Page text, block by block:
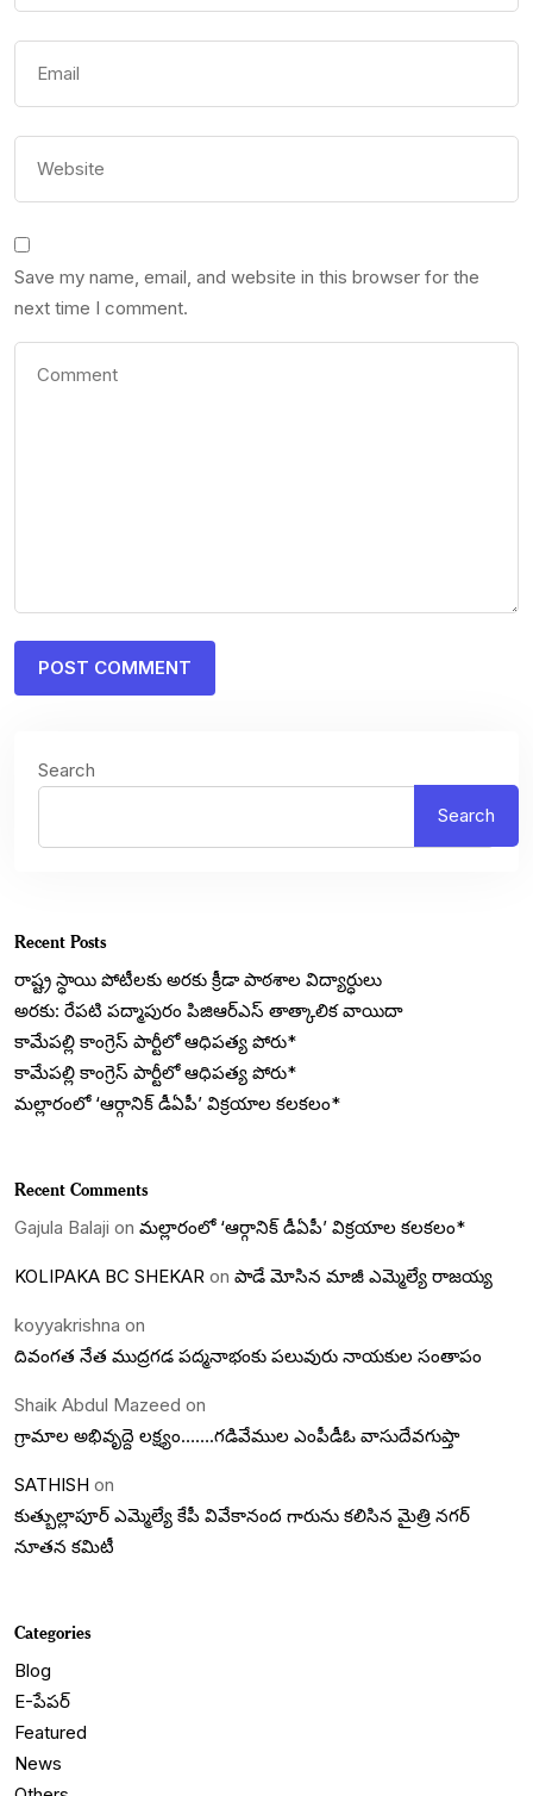
Save my name, email, and website in this browser for the
next time I comment.
Search
Search
Recent Posts
రాష్ట్ర స్ధాయి పోటీలకు అరకు క్రీడా పాఠశాల విద్యార్ధులు
అరకు: రేపటి పద్మాపురం పిజిఆర్ఎస్ తాత్కాలిక వాయిదా
కామేపల్లి కాంగ్రెస్ పార్టీలో ఆధిపత్య పోరు*
కామేపల్లి కాంగ్రెస్ పార్టీలో ఆధిపత్య పోరు*
మల్లారంలో ‘ఆర్గానిక్ డీఏపీ’ విక్రయాల కలకలం*
Recent Comments
Gajula Balaji on మల్లారంలో ‘ఆర్గానిక్ డీఏపీ’ విక్రయాల కలకలం*
KOLIPAKA BC SHEKAR on పాడే మోసిన మాజీ ఎమ్మెల్యే రాజయ్య
koyyakrishna on
దివంగత నేత ముద్రగడ పద్మనాభంకు పలువురు నాయకుల సంతాపం
Shaik Abdul Mazeed on
గ్రామాల అభివృద్దె లక్ష్యం…….గడివేముల ఎంపీడీఓ వాసుదేవగుప్తా
SATHISH on
కుత్బుల్లాపూర్ ఎమ్మెల్యే కేపీ వివేకానంద గారును కలిసిన మైత్రి నగర్
నూతన కమిటీ
Categories
Blog
E-పేపర్
Featured
News